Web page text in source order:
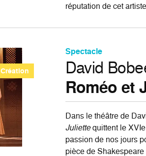
réputation de cet
Création
Spectacle
David
Roméo et
Dans le théâtre de
Juliettequittent le
passion de nos jours
pièce de